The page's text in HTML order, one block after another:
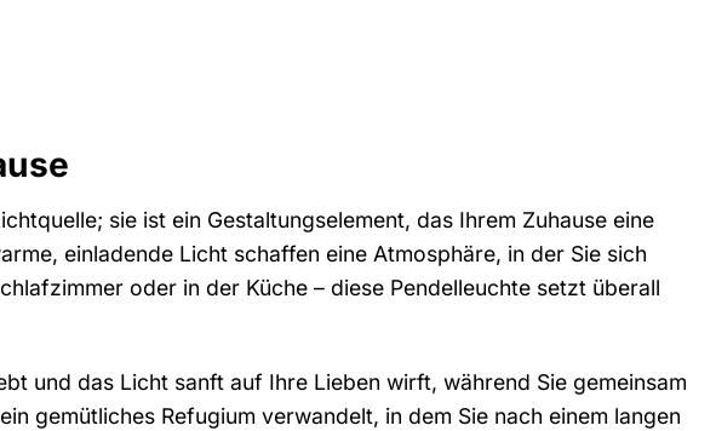
sie ist ein Gestaltungselement, das Ihrem Zuhause eine
einladende Licht schaffen eine Atmosphäre, in der Sie sich
oder in der Küche – diese Pendelleuchte setzt überall
und das Licht sanft auf Ihre Lieben wirft, während Sie gemeinsam
gemütliches Refugium verwandelt, in dem Sie nach einem langen